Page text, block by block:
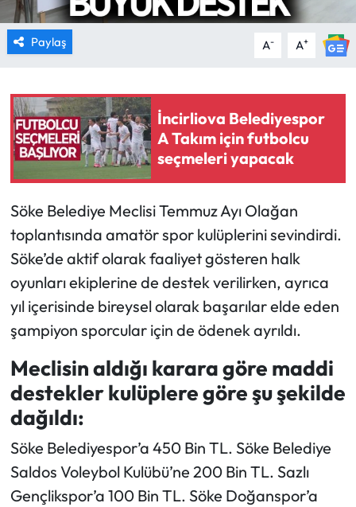
Paylaş A- A+
İncirliova Belediyespor
A Takım için futbolcu
seçmeleri yapacak
Söke Belediye Meclisi Temmuz Ayı Olağan
toplantısında amatör spor kulüplerini sevindirdi.
Söke’de aktif olarak faaliyet gösteren halk
oyunları ekiplerine de destek verilirken, ayrıca
yıl içerisinde bireysel olarak başarılar elde eden
şampiyon sporcular için de ödenek ayrıldı.
Meclisin aldığı karara göre maddi
destekler kulüplere göre şu şekilde
dağıldı:
Söke Belediyespor’a 450 Bin TL. Söke Belediye
Saldos Voleybol Kulübü’ne 200 Bin TL. Sazlı
Gençlikspor’a 100 Bin TL. Söke Doğanspor’a
RESMİ İLANLAR
HABER İLAN